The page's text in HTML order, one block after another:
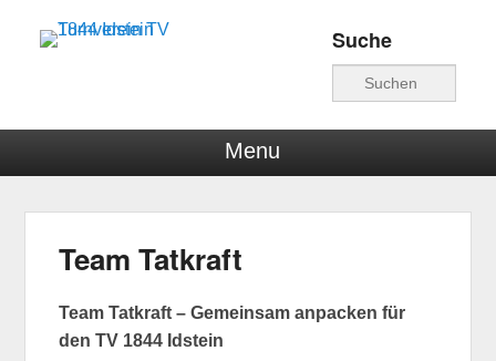
Turnverein TV 1844
Suche
Menu
Team Tatkraft
Team Tatkraft – Gemeinsam anpacken für
den TV 1844 Idstein